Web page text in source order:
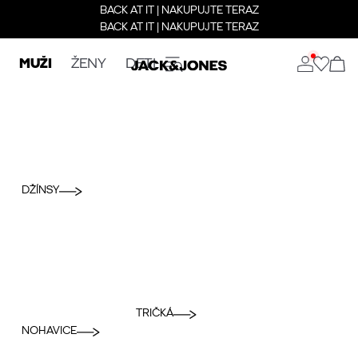
BACK AT IT | NAKUPUJTE TERAZ
BACK AT IT | NAKUPUJTE TERAZ
MUŽI ŽENY DETI
DŽÍNSY
NOHAVICE
TRIČKÁ